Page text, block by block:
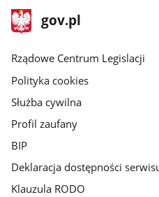
stopka
gov.plStrona
gov.pl
Rządowe Centrum Legislacji
Polityka cookies
Służba cywilna
Profil zaufany
BIP
Deklaracja dostępności
Klauzula RODO